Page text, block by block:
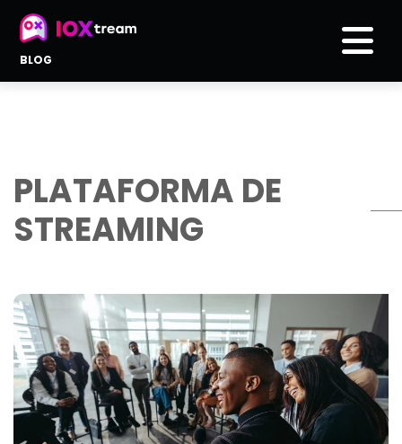
BLOG
PLATAFORMA DE
STREAMING